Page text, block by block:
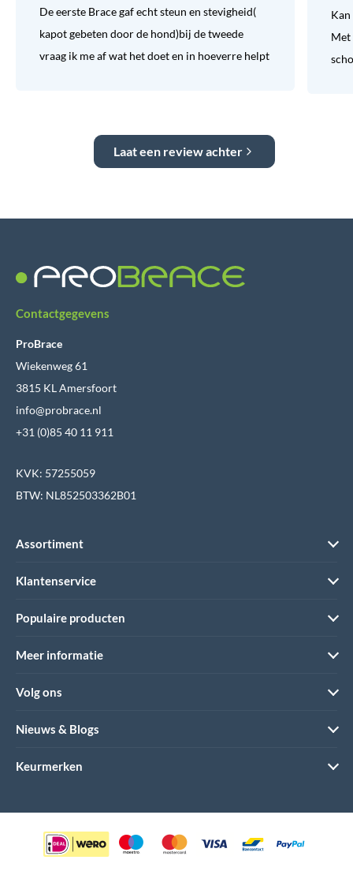
De eerste Brace gaf echt steun en stevigheid(
kapot gebeten door de hond)bij de tweede
vraag ik me af wat het doet en in hoeverre helpt
Met
Laat een review achter
Contactgegevens
ProBrace
Wiekenweg 61
3815 KL Amersfoort
info@probrace.nl
+31 (0)85 40 11 911
KVK: 57255059
BTW: NL852503362B01
Assortiment
Klantenservice
Populaire producten
Meer informatie
Volg ons
Nieuws & Blogs
Keurmerken